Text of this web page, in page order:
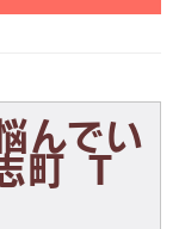
んでい
町 Ｔ